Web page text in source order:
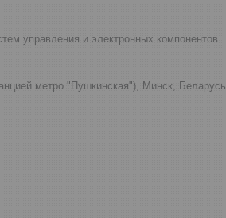
управления и электронных компонентов.
метро "Пушкинская"), Минск, Беларусь